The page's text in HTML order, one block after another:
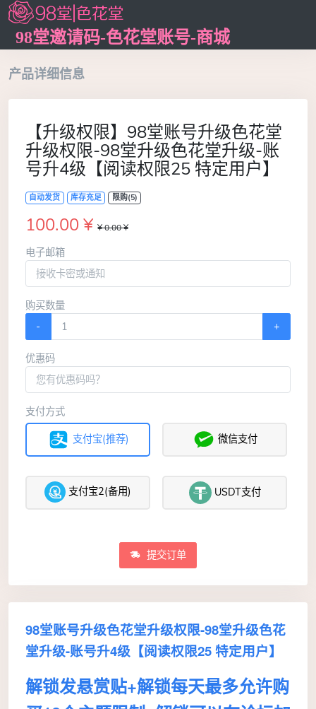
98堂邀请码-色花堂账号-商城
产品详细信息
【升级权限】98堂账号升级色花堂
升级权限-98堂升级色花堂升级-账
号升4级【阅读权限25 特定用户】
自动发货 库存充足 限购(5)
100.00 ¥ ¥ 0.00 ¥
电子邮箱
购买数量
-
+
优惠码
支付方式
支付宝(推荐)
微信支付
支付宝2(备用) USDT支付
提交订单
98堂账号升级色花堂升级权限-98堂升级色花
堂升级-账号升4级【阅读权限25 特定用户】
解锁发悬赏贴+解锁每天最多允许购